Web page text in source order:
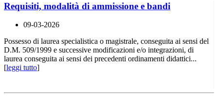
Requisiti, modalità di ammissione e bandi
09-03-2026
Possesso di laurea specialistica o magistrale, conseguita ai sensi del
D.M. 509/1999 e successive modificazioni e/o integrazioni, di
laurea conseguita ai sensi dei precedenti ordinamenti didattici...
[leggi tutto]